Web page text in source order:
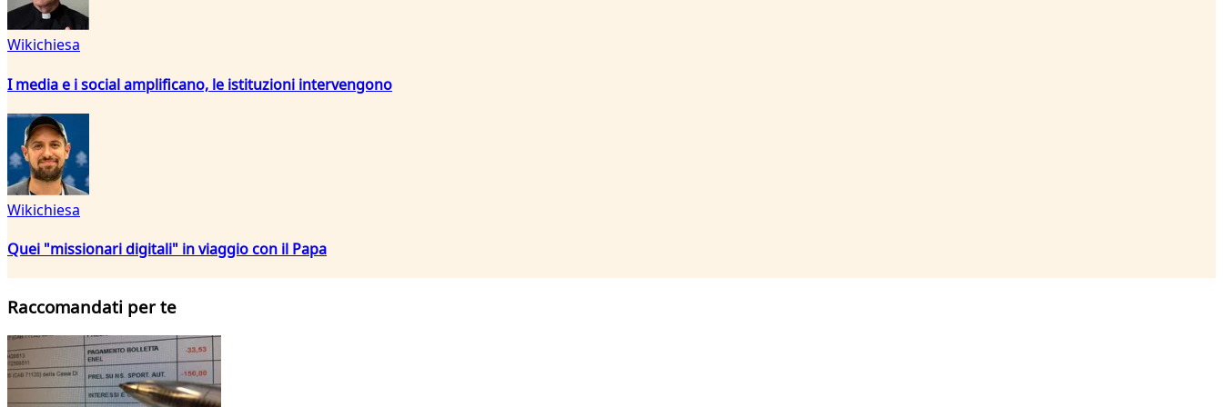
Wikichiesa
I media e i social amplificano, le istituzioni intervengono
Wikichiesa
Quei "missionari digitali" in viaggio con il Papa
Raccomandati per te